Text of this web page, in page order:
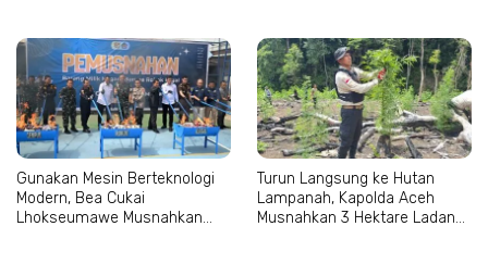
Gunakan Mesin Berteknologi
Modern, Bea Cukai
Lhokseumawe Musnahkan
Turun Langsung ke Hutan
Lampanah, Kapolda Aceh
Musnahkan 3 Hektare Ladang